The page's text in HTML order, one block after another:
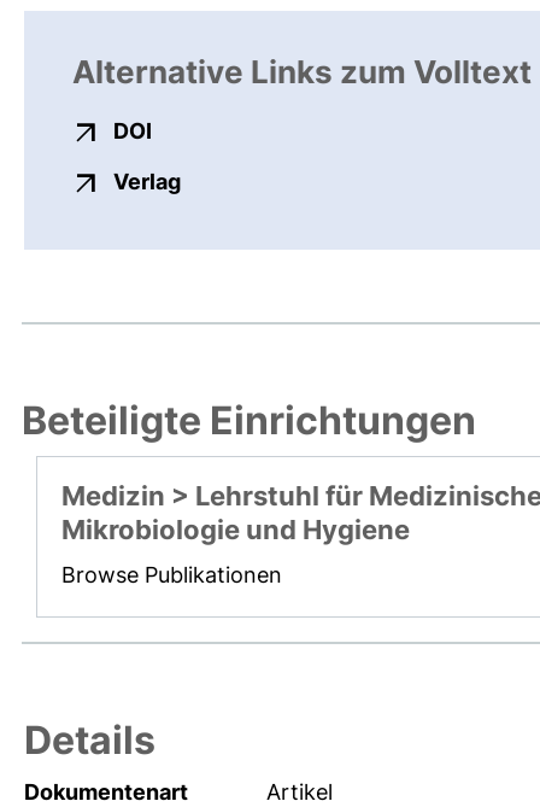
Alternative Links zum Volltext
DOI
Verlagexterner Link, öffnet neues
Beteiligte Einrichtungen
Medizin > Lehrstuhl für
Mikrobiologie und Hygiene
Browse Publikationen
Details
Dokumentenart
Artikel